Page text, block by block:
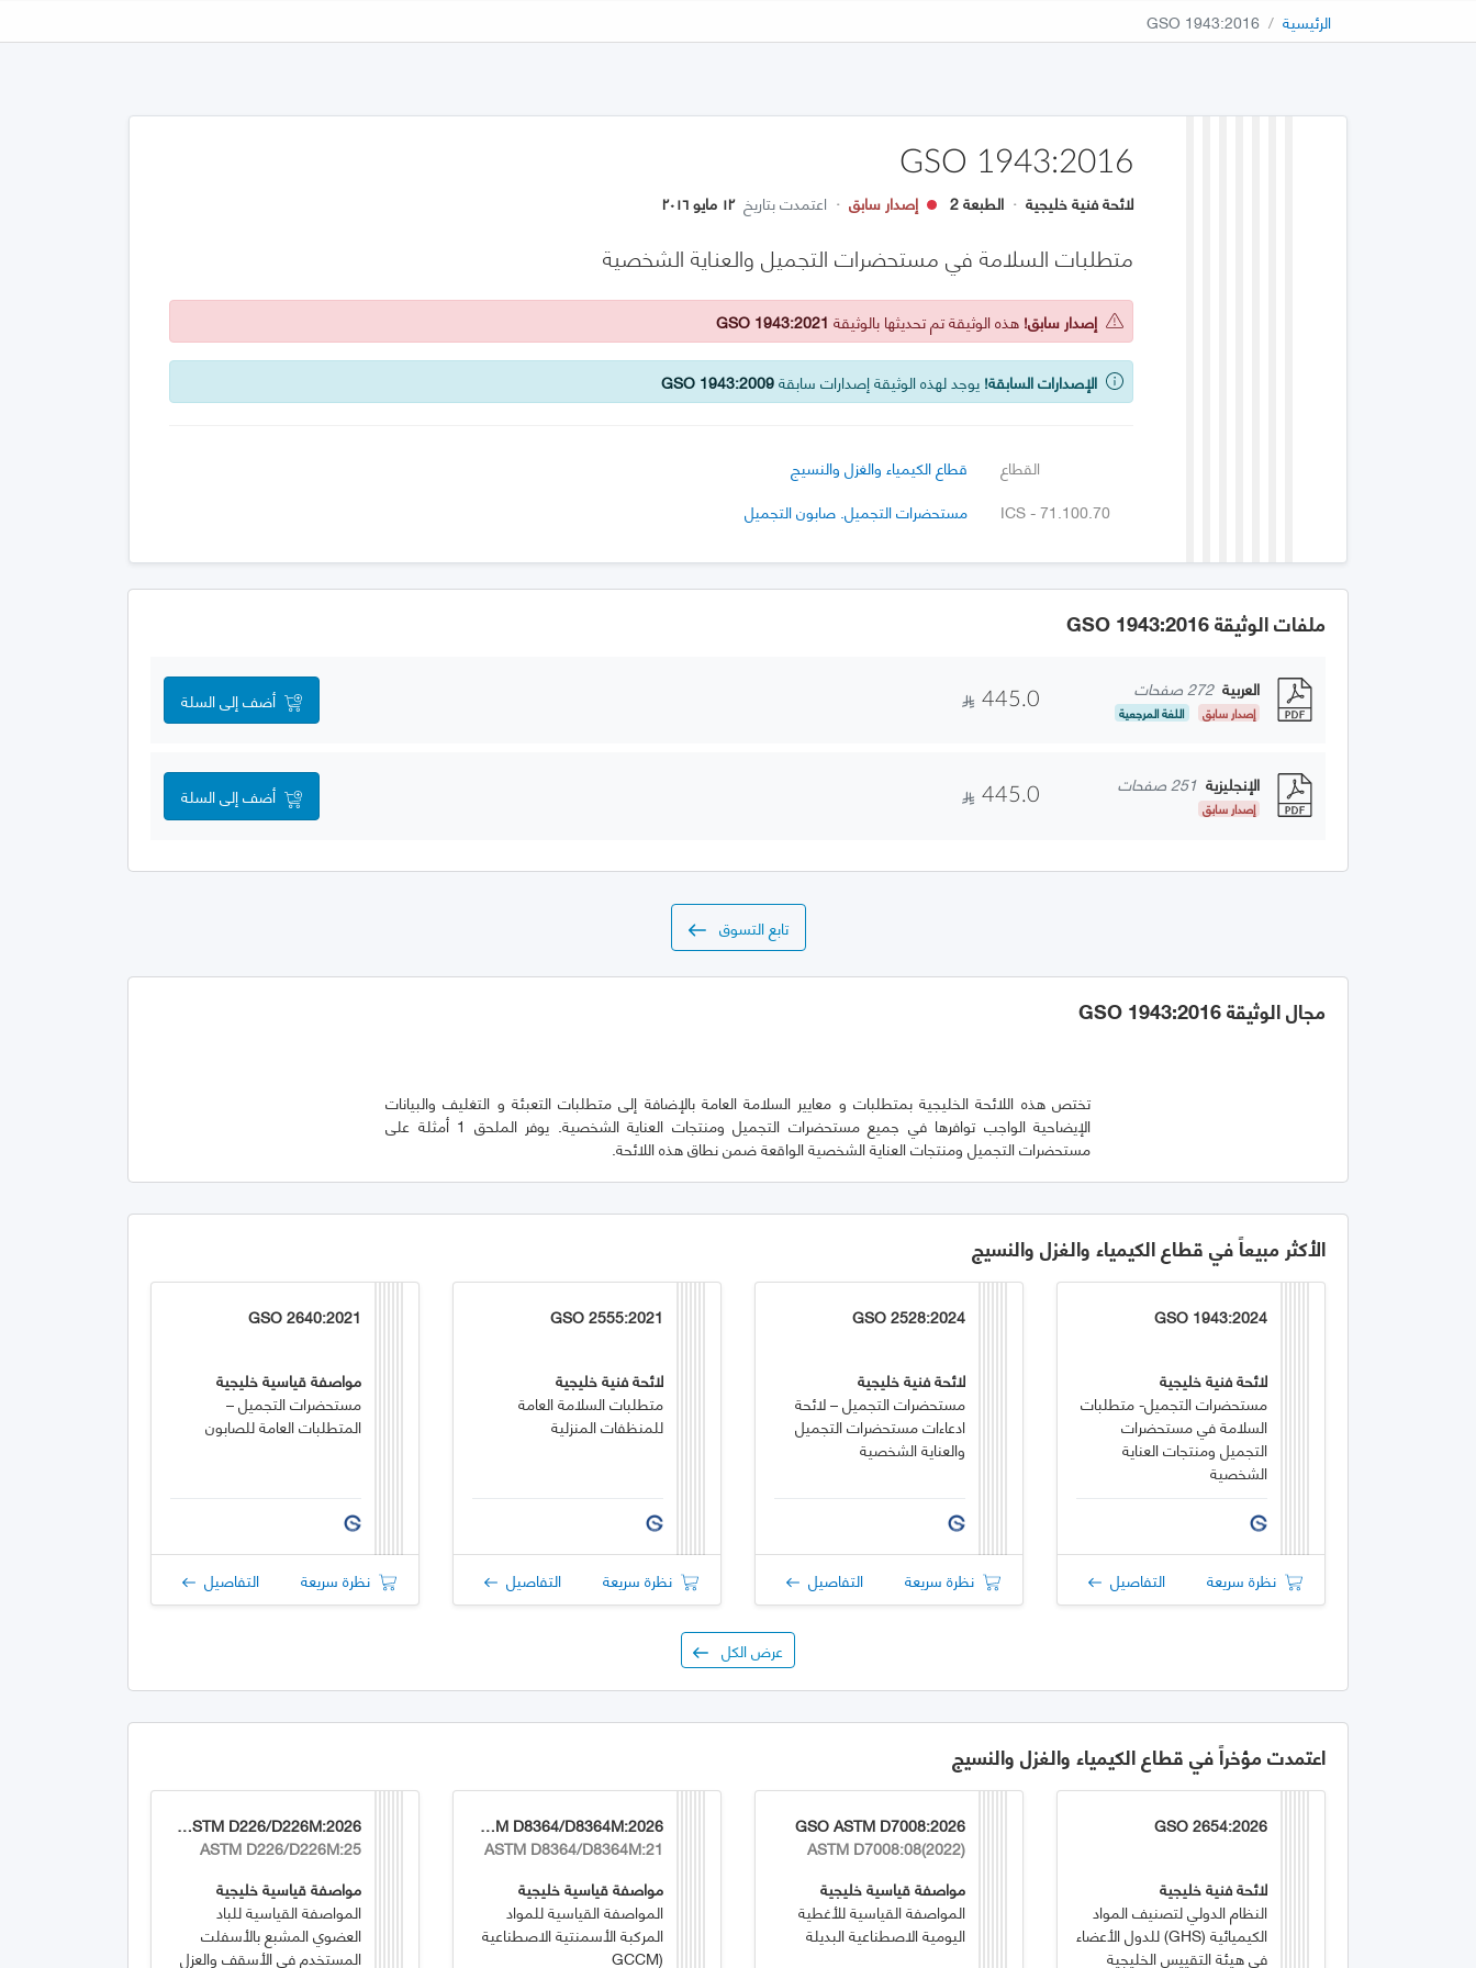
الرئيسية GSO 1943:2016
GSO 1943:2016
لائحة فنية خليجية · الطبعة 2 إصدار سابق · اعتمدت بتاريخ ١٢ مايو ٢٠١٦
متطلبات السلامة في مستحضرات التجميل والعناية الشخصية
إصدار سابق! هذه الوثيقة تم تحديثها بالوثيقة GSO 1943:2021
الإصدارات السابقة! يوجد لهذه الوثيقة إصدارات سابقةGSO 1943:2009
القطاع
قطاع الكيمياء والغزل والنسيج
ICS - 71.100.70
مستحضرات التجميل. صابون التجميل
ملفات الوثيقة GSO 1943:2016
العربية 272 صفحات
إصدار سابق اللغة المرجعية
445.0 أضف إلى السلة
الإنجليزية 251 صفحات
إصدار سابق
445.0 أضف إلى السلة
تابع التسوق
مجال الوثيقة GSO 1943:2016
تختص هذه اللائحة الخليجية بمتطلبات و معايير السلامة العامة بالإضافة إلى متطلبات التعبئة و التغليف والبيانات
الإيضاحية الواجب توافرها في جميع مستحضرات التجميل ومنتجات العناية الشخصية. يوفر الملحق 1 أمثلة على
مستحضرات التجميل ومنتجات العناية الشخصية الواقعة ضمن نطاق هذه اللائحة.
الأكثر مبيعاً في قطاع الكيمياء والغزل والنسيج
GSO 1943:2024
لائحة فنية خليجية
مستحضرات التجميل- متطلبات
السلامة في مستحضرات
التجميل ومنتجات العناية
الشخصية
نظرة سريعة التفاصيل
GSO 2528:2024
لائحة فنية خليجية
مستحضرات التجميل – لائحة
ادعاءات مستحضرات التجميل
والعناية الشخصية
نظرة سريعة التفاصيل
GSO 2555:2021
لائحة فنية خليجية
متطلبات السلامة العامة
للمنظفات المنزلية
نظرة سريعة التفاصيل
GSO 2640:2021
مواصفة قياسية خليجية
مستحضرات التجميل –
المتطلبات العامة للصابون
نظرة سريعة التفاصيل
عرض الكل
اعتمدت مؤخراً في قطاع الكيمياء والغزل والنسيج
GSO 2654:2026
لائحة فنية خليجية
النظام الدولي لتصنيف المواد
الكيميائية (GHS) للدول الأعضاء
في هيئة التقييس الخليجية
GSO ASTM D7008:2026
ASTM D7008:08(2022)
مواصفة قياسية خليجية
المواصفة القياسية للأغطية
اليومية الاصطناعية البديلة
GSO ASTM D8364/D8364M:2026
ASTM D8364/D8364M:21
مواصفة قياسية خليجية
المواصفة القياسية للمواد
المركبة الأسمنتية الاصطناعية
(GCCM
GSO ASTM D226/D226M:2026
ASTM D226/D226M:25
مواصفة قياسية خليجية
المواصفة القياسية للباد
العضوي المشبع بالأسفلت
المستخدم في الأسقف والعزل